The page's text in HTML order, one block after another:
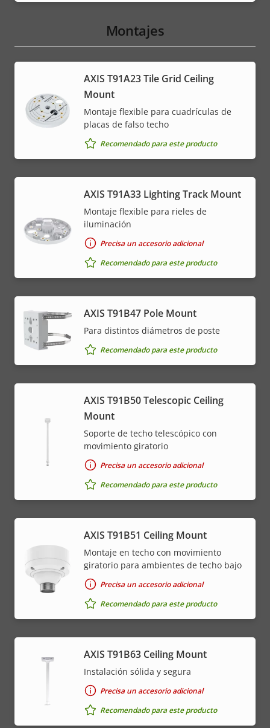
Montajes
AXIS T91A23 Tile Grid Ceiling
Mount
Montaje flexible para cuadrículas de
placas de falso techo
Recomendado para este producto
AXIS T91A33 Lighting Track Mount
Montaje flexible para rieles de
iluminación
Precisa un accesorio adicional
Recomendado para este producto
AXIS T91B47 Pole Mount
Para distintos diámetros de poste
Recomendado para este producto
AXIS T91B50 Telescopic Ceiling
Mount
Soporte de techo telescópico con
movimiento giratorio
Precisa un accesorio adicional
Recomendado para este producto
AXIS T91B51 Ceiling Mount
Montaje en techo con movimiento
giratorio para ambientes de techo bajo
Precisa un accesorio adicional
Recomendado para este producto
AXIS T91B63 Ceiling Mount
Instalación sólida y segura
Precisa un accesorio adicional
Recomendado para este producto